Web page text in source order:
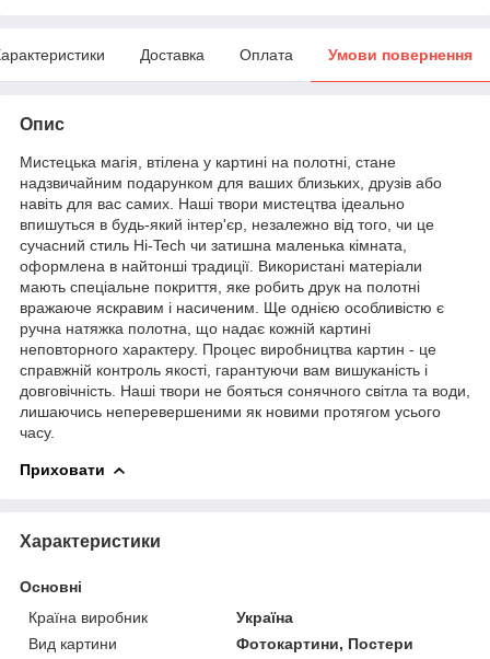
Доставка Оплата Умови повернення
Опис
Мистецька магія, втілена у картині на полотні, стане
надзвичайним подарунком для ваших близьких, друзів або
навіть для вас самих. Наші твори мистецтва ідеально
впишуться в будь-який інтер'єр, незалежно від того, чи це
сучасний стиль Hi-Tech чи затишна маленька кімната,
оформлена в найтонші традиції. Використані матеріали
мають спеціальне покриття, яке робить друк на полотні
вражаюче яскравим і насиченим. Ще однією особливістю є
ручна натяжка полотна, що надає кожній картині
неповторного характеру. Процес виробництва картин - це
справжній контроль якості, гарантуючи вам вишуканість і
довговічність. Наші твори не бояться сонячного світла та води,
лишаючись неперевершеними як новими протягом усього
часу.
Приховати
Характеристики
Основні
Країна виробник
Україна
Вид картини
Фотокартини, Постери